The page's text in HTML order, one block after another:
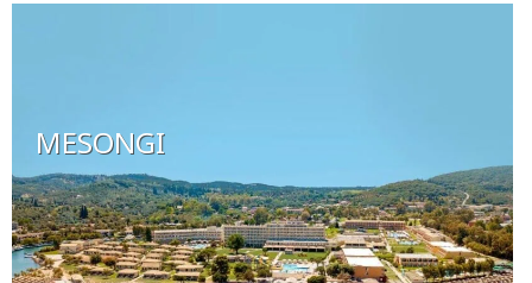
MESONGI